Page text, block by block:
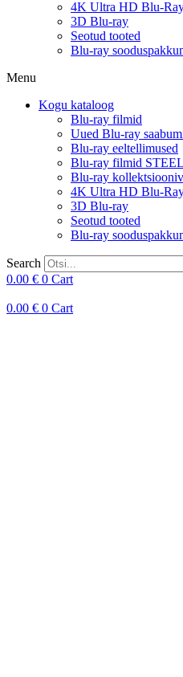
4K Ultra HD Blu-
3D Blu-ray
Seotud tooted
Blu-ray
Menu
Kogu kataloog
Blu-ray filmid
Uued Blu-ray
Blu-ray eeltellimused
Blu-ray filmid
Blu-ray
4K Ultra HD Blu-
3D Blu-ray
Seotud tooted
Blu-ray
Search
0.00 € 0 Cart
0.00 € 0 Cart